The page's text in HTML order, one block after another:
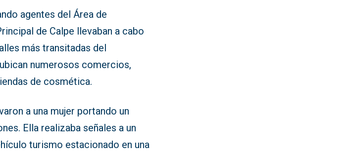
agentes del Área de
de Calpe llevaban a cabo
más transitadas del
numerosos comercios,
de cosmética.
a una mujer portando un
Ella realizaba señales a un
turismo estacionado en una